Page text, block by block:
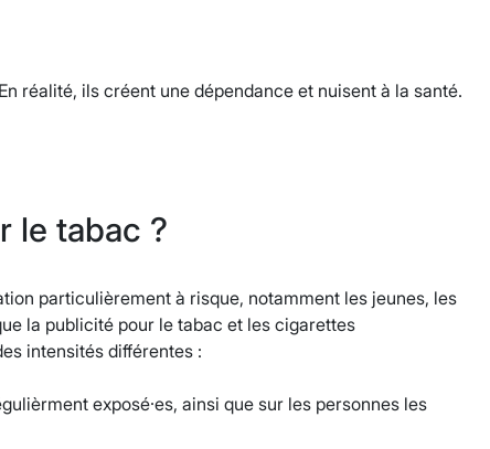
réalité, ils créent une dépendance et nuisent à la santé.
le tabac ?
particulièrement à risque, notamment les jeunes, les
la publicité pour le tabac et les cigarettes
intensités différentes :
exposé·es, ainsi que sur les personnes les